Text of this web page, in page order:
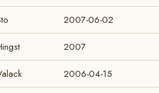
2007-06-02
2007
2006-04-15